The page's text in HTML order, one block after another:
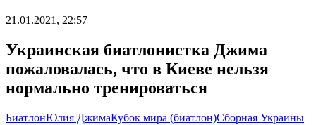
21.01.2021, 22:57
Украинская биатлонистка Джима
пожаловалась, что в Киеве нельзя
нормально тренироваться
БиатлонЮлия ДжимаКубок мира (биатлон)Сборная Украины